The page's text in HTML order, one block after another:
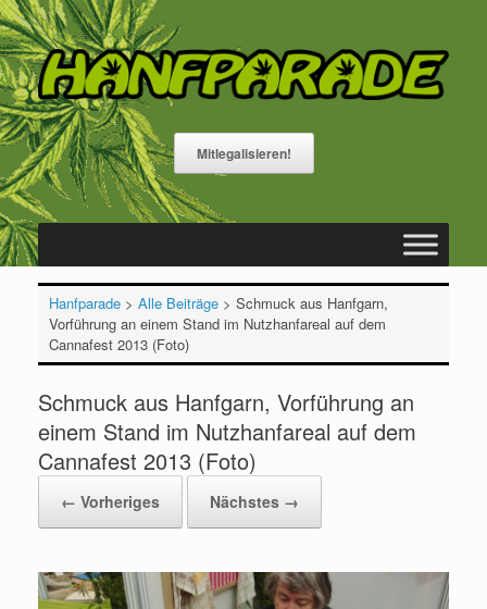
Zum
Inhalt
springen
Mitlegalisieren!
Hanfparade> Alle Beiträge> Schmuck aus Hanfgarn,
Vorführung an einem Stand im Nutzhanfareal auf dem
Cannafest 2013 (Foto)
Schmuck aus Hanfgarn, Vorführung an
einem Stand im Nutzhanfareal auf dem
Cannafest 2013 (Foto)
← Vorheriges Nächstes →